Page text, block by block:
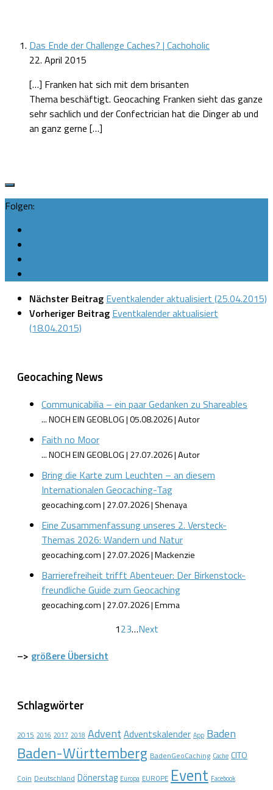
Das Ende der Challenge Caches? | Cachoholic
22. April 2015
[…] Franken hat sich mit dem brisanten
Thema beschäftigt. Geocaching Franken sieht das ganze
sehr sachlich und der Confectrician hat die Dinger ab und
an ganz gerne […]
Folgen:
Nächster Beitrag Eventkalender aktualisiert (25.04.2015)
Vorheriger Beitrag Eventkalender aktualisiert
(18.04.2015)
Geocaching News
Communicabilia – ein paar Gedanken zu Shareables
... NOCH EIN GEOBLOG 05.08.2026 Autor
Faith no Moor
... NOCH EIN GEOBLOG 27.07.2026 Autor
Bring die Karte zum Leuchten – an diesem
Internationalen Geocaching-Tag
geocaching.com 27.07.2026 Shenaya
Eine Zusammenfassung unseres 2. Versteck-
Themas 2026: Wandern und Natur
geocaching.com 27.07.2026 Mackenzie
Barrierefreiheit trifft Abenteuer: Der Birkenstock-
freundliche Guide zum Geocaching
geocaching.com 27.07.2026 Emma
123…Next
–> größere Übersicht
Schlagwörter
2015 2016 2017 2018 Advent Adventskalender App Baden
Baden-Württemberg BadenGeoCaching Cache CITO
Coin Deutschland Dönerstag Europa EUROPE Event Facebook